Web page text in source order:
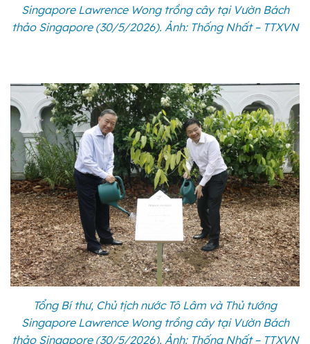
Singapore Lawrence Wong trồng cây tại Vườn Bách
thảo Singapore (30/5/2026). Ảnh: Thống Nhất – TTXVN
Tổng Bí thư, Chủ tịch nước Tô Lâm và Thủ tướng
Singapore Lawrence Wong trồng cây tại Vườn Bách
thảo Singapore (30/5/2026). Ảnh: Thống Nhất – TTXVN